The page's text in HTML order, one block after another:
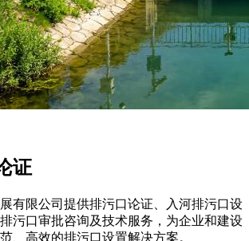
证
有限公司提供排污口论证、入河排污口设
污口审批咨询及技术服务，为企业和建设
、高效的排污口设置解决方案。